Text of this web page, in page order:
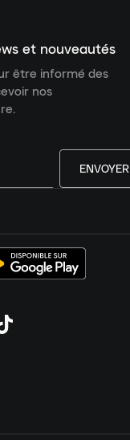
et nouveautés
être informé des
nos
ENVOYER